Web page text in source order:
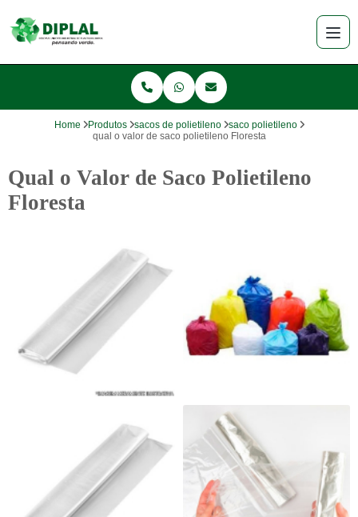
Home Produtos sacos de polietileno
saco polietileno
qual o valor de saco polietileno Floresta
Qual o Valor de Saco Polietileno
Floresta